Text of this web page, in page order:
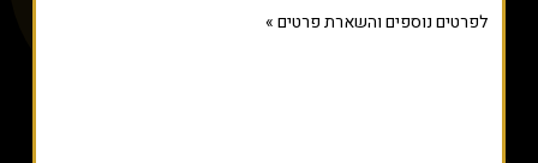
לפרטים נוספים והשארת פרטים »